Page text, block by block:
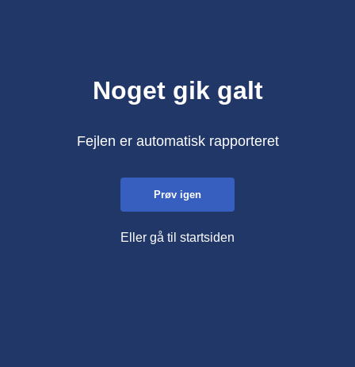
Noget gik galt
Fejlen er automatisk rapporteret
Prøv igen
Eller gå til startsiden